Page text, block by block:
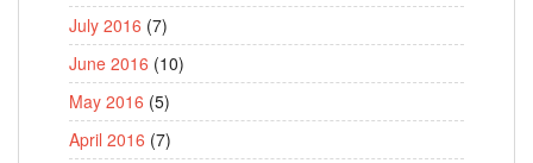
July 2016 (7)
June 2016 (10)
May 2016 (5)
April 2016 (7)